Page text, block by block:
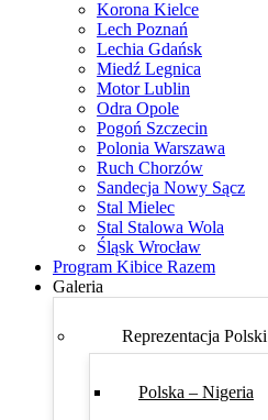
Korona Kielce
Lech Poznań
Lechia Gdańsk
Miedź Legnica
Motor Lublin
Odra Opole
Pogoń Szczecin
Polonia Warszawa
Ruch Chorzów
Sandecja Nowy Sącz
Stal Mielec
Stal Stalowa Wola
Śląsk Wrocław
Program Kibice Razem
Galeria
Reprezentacja Polski
Polska – Nigeria